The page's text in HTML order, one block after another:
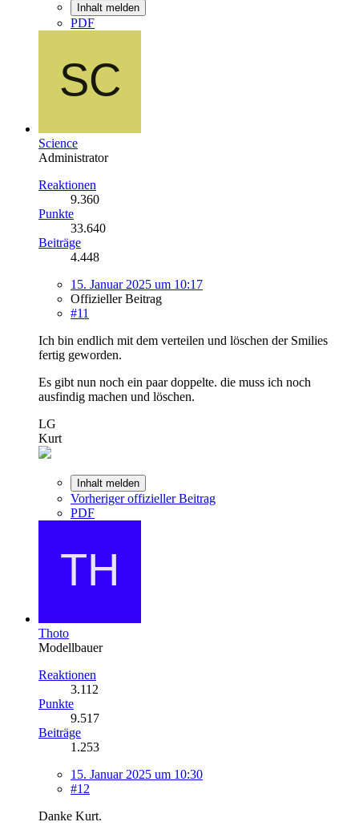
Inhalt melden
PDF
Science
Administrator
Reaktionen
9.360
Punkte
33.640
Beiträge
4.448
15. Januar 2025 um 10:17
Offizieller Beitrag
#11
Ich bin endlich mit dem verteilen und löschen der Smilies
fertig geworden.
Es gibt nun noch ein paar doppelte. die muss ich noch
ausfindig machen und löschen.
LG
Kurt
Inhalt melden
Vorheriger offizieller Beitrag
PDF
Thoto
Modellbauer
Reaktionen
3.112
Punkte
9.517
Beiträge
1.253
15. Januar 2025 um 10:30
#12
Danke Kurt.